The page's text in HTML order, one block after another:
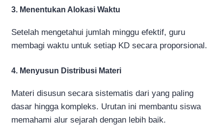
3. Menentukan Alokasi Waktu
Setelah mengetahui jumlah minggu efektif, guru
membagi waktu untuk setiap KD secara proporsional.
4. Menyusun Distribusi Materi
Materi disusun secara sistematis dari yang paling
dasar hingga kompleks. Urutan ini membantu siswa
memahami alur sejarah dengan lebih baik.